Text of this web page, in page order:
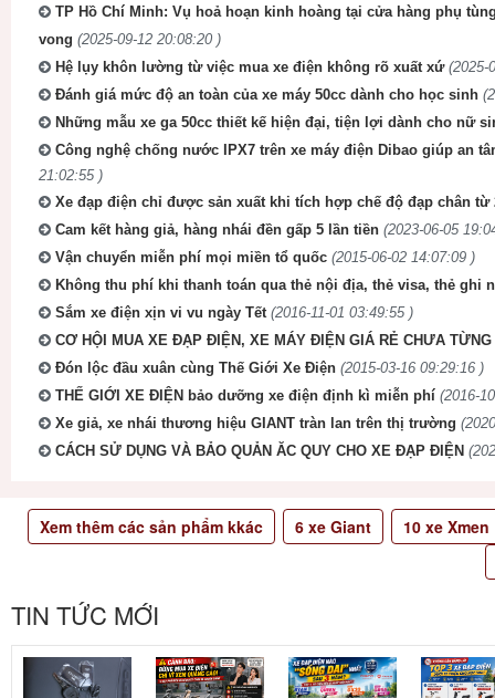
TP Hồ Chí Minh: Vụ hoả hoạn kinh hoàng tại cửa hàng phụ
vong (2025-09-12 20:08:20 )
Hệ lụy khôn lường từ việc mua xe điện không rõ xuất xứ (2025-
Đánh giá mức độ an toàn của xe máy 50cc dành cho học sinh
Những mẫu xe ga 50cc thiết kế hiện đại, tiện lợi dành cho nữ
Công nghệ chống nước IPX7 trên xe máy điện Dibao giúp an
21:02:55 )
Xe đạp điện chỉ được sản xuất khi tích hợp chế độ đạp chân từ
Cam kết hàng giả, hàng nhái đền gấp 5 lần tiền (2023-06-05
Vận chuyển miễn phí mọi miền tổ quốc (2015-06-02 14:07:09 )
Không thu phí khi thanh toán qua thẻ nội địa, thẻ visa, thẻ ghi
Sắm xe điện xịn vi vu ngày Tết (2016-11-01 03:49:55 )
CƠ HỘI MUA XE ĐẠP ĐIỆN, XE MÁY ĐIỆN GIÁ RẺ CHƯA TỪNG
Đón lộc đầu xuân cùng Thế Giới Xe Điện (2015-03-16 09:29:16 )
THẾ GIỚI XE ĐIỆN bảo dưỡng xe điện định kì miễn phí (2016-
Xe giả, xe nhái thương hiệu GIANT tràn lan trên thị trường
CÁCH SỬ DỤNG VÀ BẢO QUẢN ĂC QUY CHO XE ĐẠP ĐIỆN
Xem thêm các sản phẩm kkác 6xe Giant 10xe Xmen
TIN TỨC MỚI